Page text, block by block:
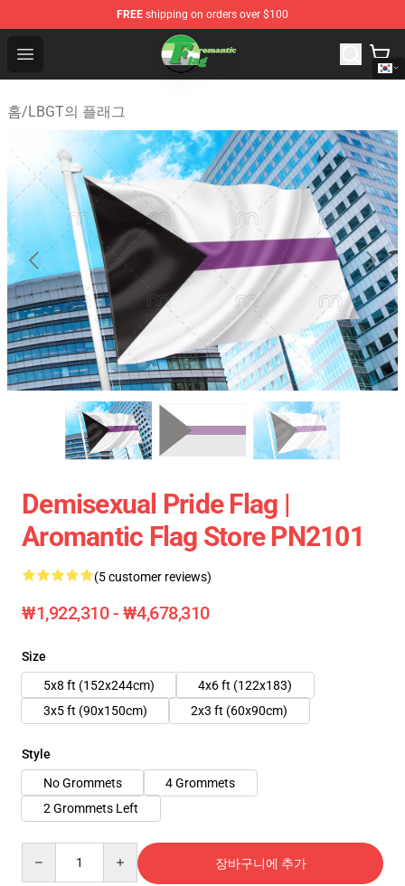
FREE shipping on orders over $100
Open menu
Aromantic Flag Shop - The Best Store of Aromantic Flag
홈/LBGT의 플래그
Demisexual Pride Flag |
Aromantic Flag Store PN2101
(5 customer reviews)
₩1,922,310 - ₩4,678,310
Size
5x8 ft (152x244cm)
4x6 ft (122x183)
3x5 ft (90x150cm)
2x3 ft (60x90cm)
Style
No Grommets
4 Grommets
2 Grommets Left
장바구니에 추가